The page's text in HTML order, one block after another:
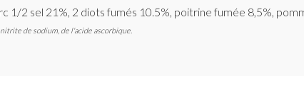
1/2 sel 21%, 2 diots fumés 10.5%, poitrine fumée 8,5%,
de sodium, de l'acide ascorbique.